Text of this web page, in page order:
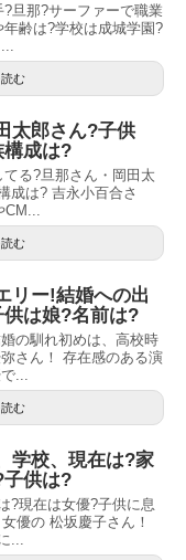
旦那?サーファーで職業
齢は?学校は成城学園?
む
太郎さん?子供
構成は?
る?旦那さん・岡田太
成は? 吉永小百合さ
む
リー!結婚への出
は娘?名前は?
の馴れ初めは、高校時
さん！ 存在感のある演
...
む
学校、現在は?家
供は?
?現在は女優?子供に息
優の 松坂慶子さん！
...